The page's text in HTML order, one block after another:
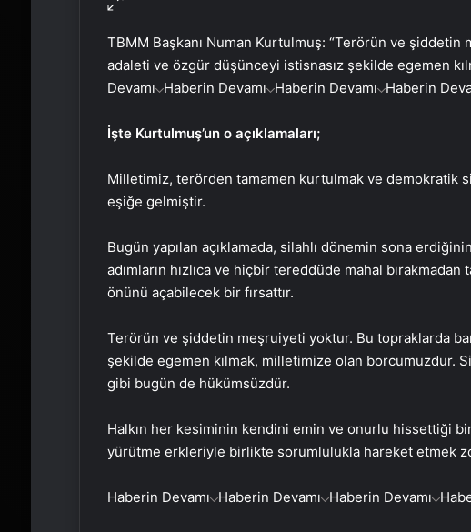
TBMM Başkanı Numan Kurtulmuş: “Terörün ve şiddetin
adaleti ve özgür düşünceyi istisnasız şekilde egemen
Devamı Haberin Devamı Haberin Devamı Haberin
İşte Kurtulmuş’un o açıklamaları;
Milletimiz, terörden tamamen kurtulmak ve demokratik
eşiğe gelmiştir.
Bugün yapılan açıklamada, silahlı dönemin sona
adımların hızlıca ve hiçbir tereddüde mahal
önünü açabilecek bir fırsattır.
Terörün ve şiddetin meşruiyeti yoktur. Bu topraklarda
şekilde egemen kılmak, milletimize olan borcumuzdur.
gibi bugün de hükümsüzdür.
Halkın her kesiminin kendini emin ve onurlu hissettiği
yürütme erkleriyle birlikte sorumlulukla hareket etmek
Haberin Devamı Haberin Devamı Haberin Devamı